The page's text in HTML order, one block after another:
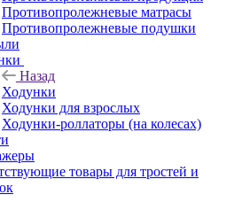
Противопролежневые матрасы
Противопролежневые подушки
Назад
Ходунки
Ходунки для взрослых
Ходунки-роллаторы (на колесах)
товары для тростей и